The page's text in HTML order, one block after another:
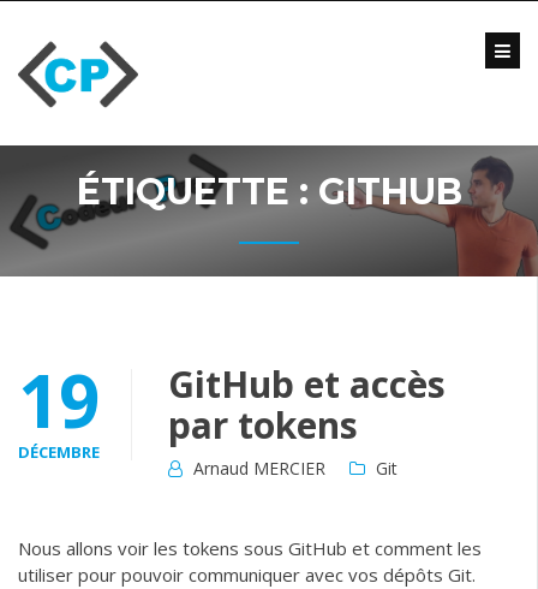
Blog
Vidéo
Formations
Entreprise
Me
contacter
content
ÉTIQUETTE : GITHUB
19
DÉCEMBRE
GitHub et accès
par tokens
Arnaud MERCIER Git
Nous allons voir les tokens sous GitHub et comment les
utiliser pour pouvoir communiquer avec vos dépôts Git.